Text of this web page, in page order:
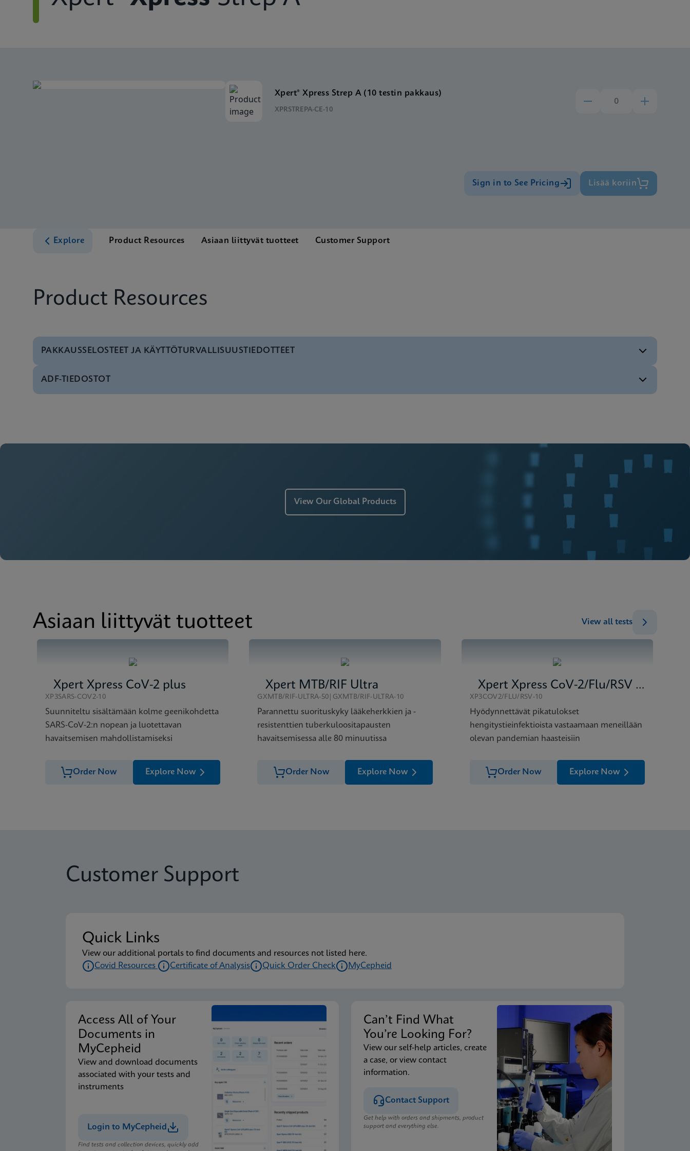
Xpert® Xpress Strep A (10 testin pakkaus)
XPRSTREPA-CE-10
Sign in to See Pricing Lisää koriin
Explore Product Resources Asiaan liittyvät tuotteet Customer Support
Product Resources
PAKKAUSSELOSTEET JA KÄYTTÖTURVALLISUUSTIEDOTTEET
MSDS/SDS
ADF-TIEDOSTOT
View Our Global Products
Asiaan liittyvät tuotteet View all tests
Xpert Xpress CoV-2 plus
XP3SARS-COV2-10
Suunniteltu sisältämään kolme geenikohdetta
SARS-CoV-2:n nopean ja luotettavan
havaitsemisen mahdollistamiseksi
Order Now Explore Now
Xpert MTB/RIF Ultra
GXMTB/RIF-ULTRA-50|GXMTB/RIF-ULTRA-10
Parannettu suorituskyky lääkeherkkien ja -
resistenttien tuberkuloositapausten
havaitsemisessa alle 80 minuutissa
Order Now Explore Now
Xpert Xpress CoV-2/Flu/RSV plus
XP3COV2/FLU/RSV-10
Hyödynnettävät pikatulokset
hengitystieinfektioista vastaamaan meneillään
olevan pandemian haasteisiin
Order Now Explore Now
Customer Support
Quick Links
View our additional portals to find documents and resources not listed here.
Covid Resources
Certificate of Analysis Quick Order Check MyCepheid
Access All of Your
Documents in
MyCepheid
View and download documents
associated with your tests and
instruments
Login to MyCepheid
Find tests and collection devices, quickly add
Can’t Find What
You’re Looking For?
View our self-help articles, create
a case, or view contact
information.
Contact Support
Get help with orders and shipments, product
support and everything else.